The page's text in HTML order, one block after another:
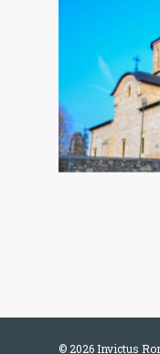
© 2026 Invictus